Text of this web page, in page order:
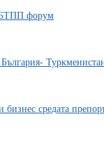
БТПП форум
бизнес средата